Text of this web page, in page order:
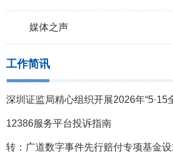
媒体之声
工作简讯
12386服务平台投诉指南